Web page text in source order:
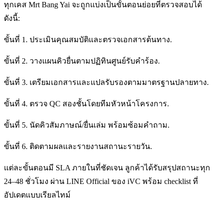
ทุกเคส Mrt Bang Yai จะถูกแบ่งเป็นขั้นตอนย่อยที่ตรวจสอบได้
ดังนี้:
ขั้นที่ 1. ประเมินคุณสมบัติและตรวจเอกสารต้นทาง.
ขั้นที่ 2. วางแผนคิวยื่นตามปฏิทินศูนย์รับคำร้อง.
ขั้นที่ 3. เตรียมเอกสารและแปลรับรองตามมาตรฐานปลายทาง.
ขั้นที่ 4. ตรวจ QC สองชั้นโดยทีมหัวหน้าโครงการ.
ขั้นที่ 5. นัดคิวสัมภาษณ์/ยื่นเล่ม พร้อมซ้อมคำถาม.
ขั้นที่ 6. ติดตามผลและรายงานสถานะรายวัน.
แต่ละขั้นตอนมี SLA ภายในที่ชัดเจน ลูกค้าได้รับสรุปสถานะทุก
24–48 ชั่วโมง ผ่าน LINE Official ของ iVC พร้อม checklist ที่
อัปเดตแบบเรียลไทม์